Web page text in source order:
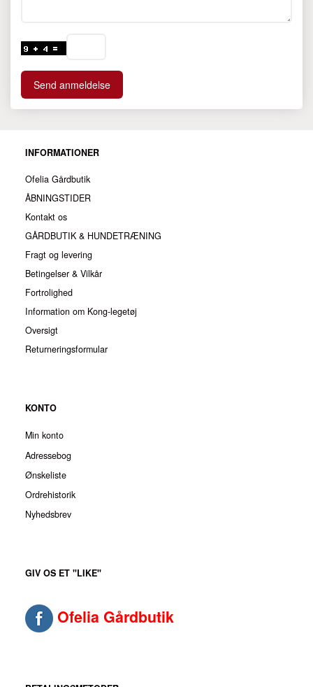
Send anmeldelse
INFORMATIONER
Ofelia Gårdbutik
ÅBNINGSTIDER
Kontakt os
GÅRDBUTIK & HUNDETRÆNING
Fragt og levering
Betingelser & Vilkår
Fortrolighed
Information om Kong-legetøj
Oversigt
Returneringsformular
KONTO
Min konto
Adressebog
Ønskeliste
Ordrehistorik
Nyhedsbrev
GIV OS ET "LIKE"
Ofelia Gårdbutik